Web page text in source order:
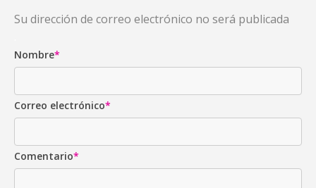
Su dirección de correo electrónico no será publicada
Nombre*
Correo electrónico*
Comentario*